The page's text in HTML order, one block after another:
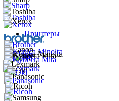
Принтеры